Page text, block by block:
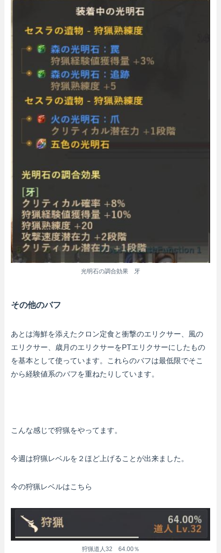
光明石の調合効果 牙
その他のバフ
あとは海鮮を添えたクロン定食と衝撃のエリクサー、風の
エリクサー、歳月のエリクサーをPTエリクサーにしたもの
を基本として使っています。これらのバフは最低限でそこ
から経験値系のバフを重ねたりしています。
こんな感じで狩猟をやってます。
今週は狩猟レベルを２ほど上げることが出来ました。
今の狩猟レベルはこちら
狩猟道人32 64.00％